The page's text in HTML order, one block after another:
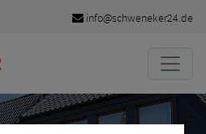
info@schweneker24.de
- Immobilien